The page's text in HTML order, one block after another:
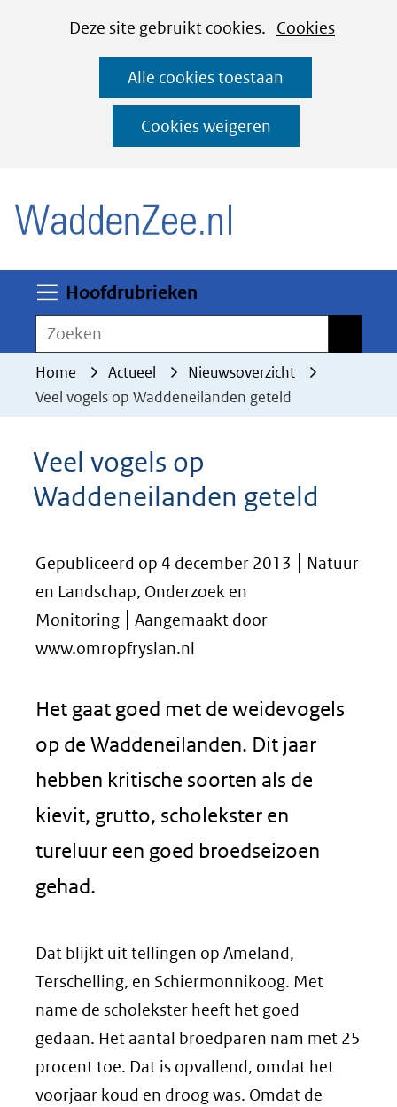
CookiesDeze site gebruikt cookies. Cookies
deze
worden
toegestaan
geweigerd.
Alle cookies toestaan
Cookies weigeren
Ga
naar
de
inhoud
Hoofdrubrieken
Zoeken
Home Actueel
Nieuwsoverzicht
Veel vogels op Waddeneilanden geteld
Veel vogels op
Waddeneilanden geteld
Gepubliceerd op 4 december 2013
Natuur
en Landschap, Onderzoek en
Monitoring
Aangemaakt door
www.omropfryslan.nl
Het gaat goed met de weidevogels
op de Waddeneilanden. Dit jaar
hebben kritische soorten als de
kievit, grutto, scholekster en
tureluur een goed broedseizoen
gehad.
Dat blijkt uit tellingen op Ameland,
Terschelling, en Schiermonnikoog. Met
name de scholekster heeft het goed
gedaan. Het aantal broedparen nam met 25
procent toe. Dat is opvallend, omdat het
voorjaar koud en droog was. Omdat de